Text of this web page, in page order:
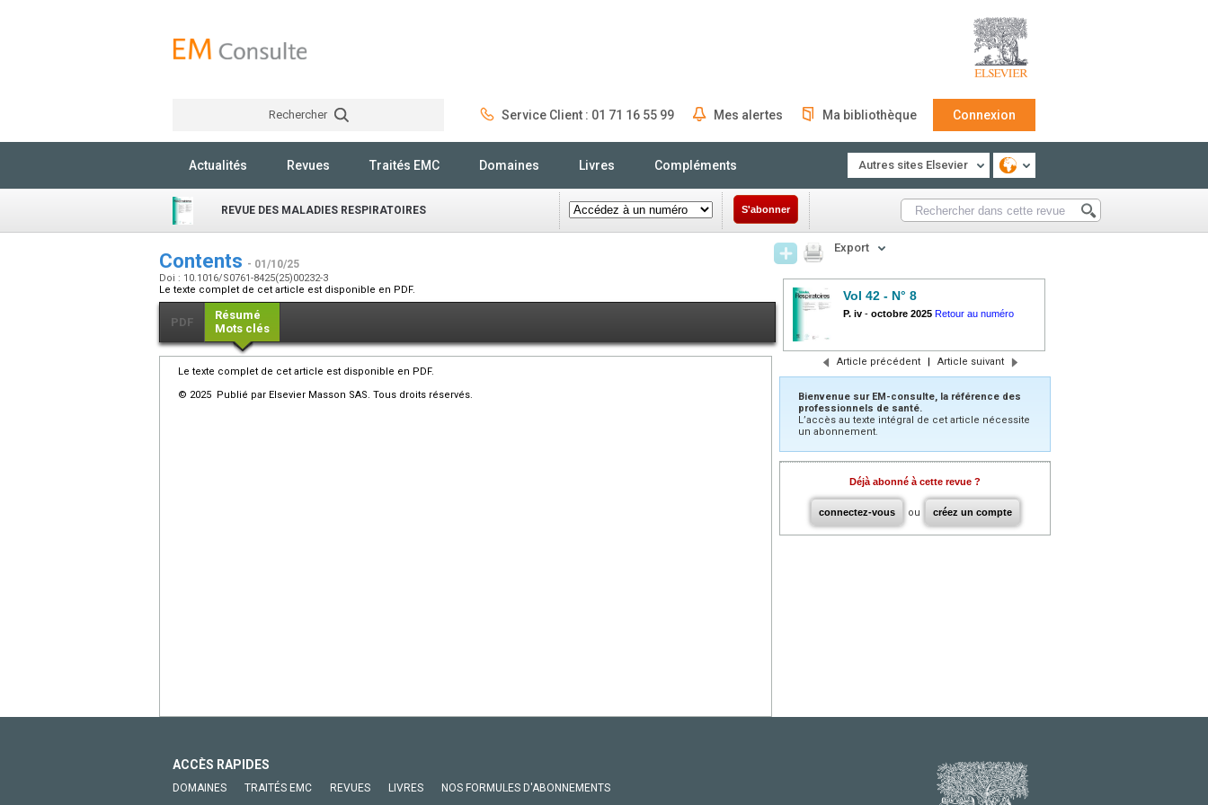
Rechercher Service Client : 01 71 16 55 99 Mes alertes Ma bibliothèque Connexion
Actualités Revues Traités EMC Domaines Livres Compléments Autres sites Elsevier
REVUE DES MALADIES RESPIRATOIRES S'abonner
Contents - 01/10/25
Doi : 10.1016/S0761-8425(25)00232-3
Le texte complet de cet article est disponible en PDF.
PDF
Résumé
Mots clés
Le texte complet de cet article est disponible en PDF.
© 2025 Publié par Elsevier Masson SAS. Tous droits réservés.
Export
Vol 42 - N° 8
P. iv - octobre 2025 Retour au numéro
Article précédent | Article suivant
Bienvenue sur EM-consulte, la référence des
professionnels de santé.
L’accès au texte intégral de cet article nécessite
un abonnement.
Déjà abonné à cette revue ?
connectez-vous ou créez un compte
ACCÈS RAPIDES
DOMAINES TRAITÉS EMC REVUES LIVRES NOS FORMULES D'ABONNEMENTS